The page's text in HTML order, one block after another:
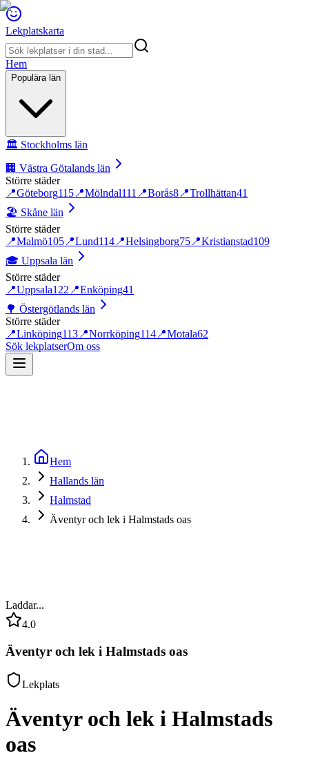
Lekplatskarta
Hem
Populära län
🏛️ Stockholms län
🏢 Västra Götalands län
Större städer
📍Göteborg115 📍Mölndal111 📍Borås8 📍Trollhättan41
🏖️ Skåne län
Större städer
📍Malmö105 📍Lund114 📍Helsingborg75 📍Kristianstad109
🎓 Uppsala län
Större städer
📍Uppsala122 📍Enköping41
🌳 Östergötlands län
Större städer
📍Linköping113 📍Norrköping114 📍Motala62
Sök lekplatserOm oss
Hem
Hallands län
Halmstad
Äventyr och lek i Halmstads oas
Laddar...
4.0
Äventyr och lek i Halmstads oas
Lekplats
Äventyr och lek i Halmstads
oas